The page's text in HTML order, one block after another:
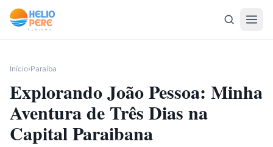
Pular para o conteúdo
Início›Paraíba
Explorando João Pessoa: Minha
Aventura de Três Dias na
Capital Paraibana